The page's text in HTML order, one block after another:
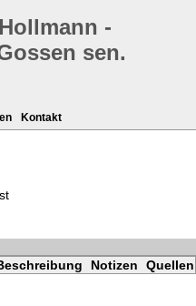
-
sen.
Kontakt
Notizen
Quellen